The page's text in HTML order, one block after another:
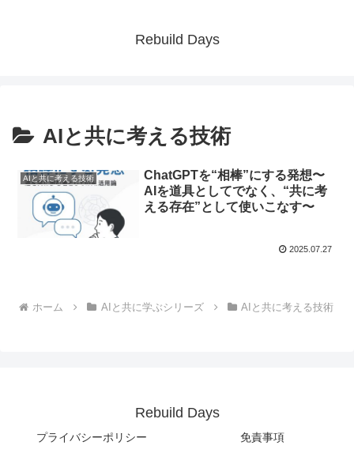
Rebuild Days
AIと共に考える技術
AIと共に考える技術
ChatGPTを“相棒”にする発想〜
AIを道具としてでなく、“共に考
える存在”として使いこなす〜
2025.07.27
ホーム AIと共に学ぶシリーズ AIと共に考える技術
Rebuild Days
プライバシーポリシー
免責事項